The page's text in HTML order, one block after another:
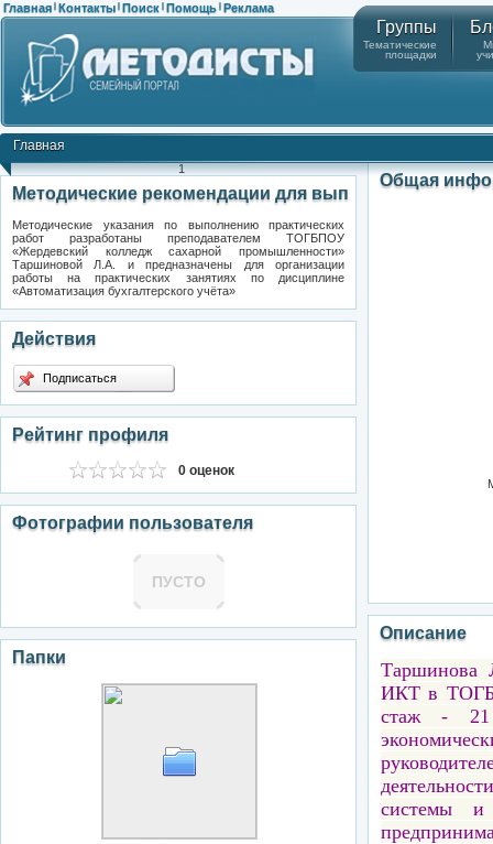
Главная | Контакты | Поиск | Помощь | Реклама
Группы
Тематические
площадки
Главная
1
Методические рекомендации для вып
Методические указания по выполнению практических
работ разработаны преподавателем ТОГБПОУ
«Жердевский колледж сахарной промышленности»
Таршиновой Л.А. и предназначены для организации
работы на практических занятиях по дисциплине
«Автоматизация бухгалтерского учёта»
Действия
Подписаться
Рейтинг профиля
0 оценок
Фотографии пользователя
ПУСТО
Папки
Общая
Описание
Таршинова
ИКТ в
стаж - 21
системы и